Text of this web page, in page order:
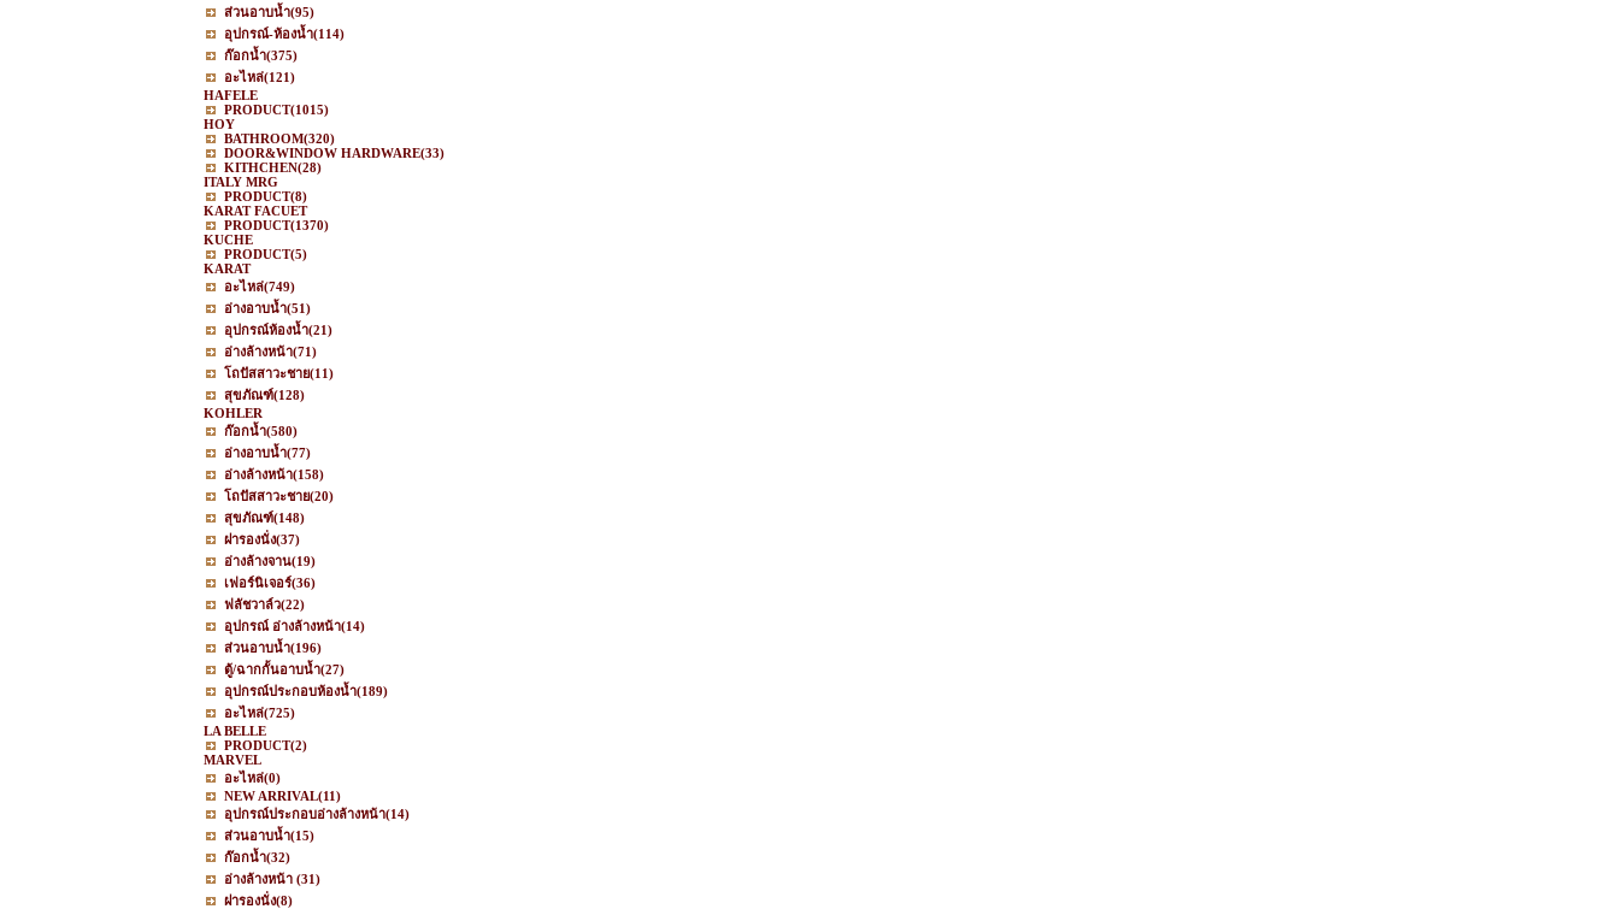
ส่วนอาบน้ำ(95)
อุปกรณ์-ห้องน้ำ(114)
ก๊อกน้ำ(375)
อะไหล่(121)
HAFELE
PRODUCT(1015)
HOY
BATHROOM(320)
DOOR&WINDOW HARDWARE(33)
KITHCHEN(28)
ITALY MRG
PRODUCT(8)
KARAT FACUET
PRODUCT(1370)
KUCHE
PRODUCT(5)
KARAT
อะไหล่(749)
อ่างอาบน้ำ(51)
อุปกรณ์ห้องน้ำ(21)
อ่างล้างหน้า(71)
โถปัสสาวะชาย(11)
สุขภัณฑ์(128)
KOHLER
ก๊อกน้ำ(580)
อ่างอาบน้ำ(77)
อ่างล้างหน้า(158)
โถปัสสาวะชาย(20)
สุขภัณฑ์(148)
ฝารองนั่ง(37)
อ่างล้างจาน(19)
เฟอร์นิเจอร์(36)
ฟลัชวาล์ว(22)
อุปกรณ์ อ่างล้างหน้า(14)
ส่วนอาบน้ำ(196)
ตู้/ฉากกั้นอาบน้ำ(27)
อุปกรณ์ประกอบห้องน้ำ(189)
อะไหล่(725)
LA BELLE
PRODUCT(2)
MARVEL
อะไหล่(0)
NEW ARRIVAL(11)
อุปกรณ์ประกอบอ่างล้างหน้า(14)
ส่วนอาบน้ำ(15)
ก๊อกน้ำ(32)
อ่างล้างหน้า (31)
ฝารองนั่ง(8)